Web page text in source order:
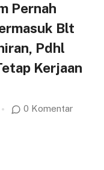
Pernah
Blt
Pdhl
Kerjaan
0 Komentar